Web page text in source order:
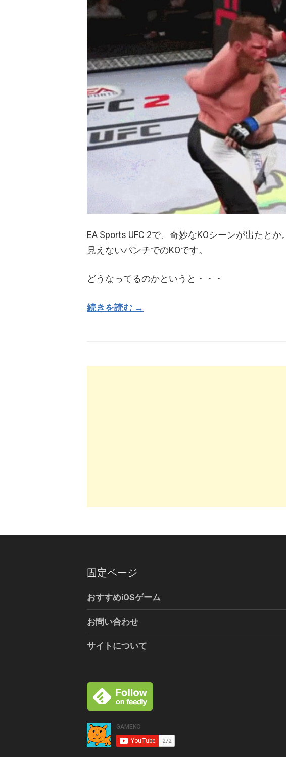
EA Sports UFC 2で、奇妙なKOシーンが出たとか。
見えないパンチでのKOです。
どうなってるのかというと・・・
続きを読む →
固定ページ
おすすめiOSゲーム
お問い合わせ
サイトについて